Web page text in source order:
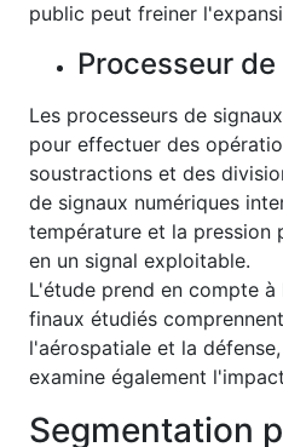
public peut freiner
Processeur
Les processeurs de
pour effectuer des
soustractions et des
de signaux numériques
température et la pression
en un signal exploitable.
L'étude prend en compte
finaux étudiés
l'aérospatiale et la
examine également
Segmentation